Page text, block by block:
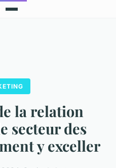
la relation
secteur des
y exceller